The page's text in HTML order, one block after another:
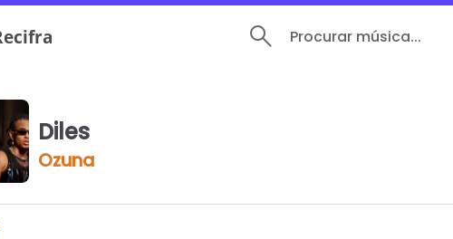
Procurar música...
Diles
Ozuna